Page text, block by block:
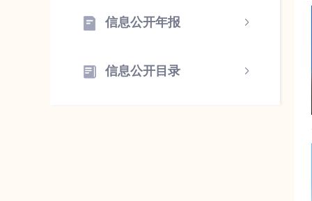
信息公开年报
信息公开目录